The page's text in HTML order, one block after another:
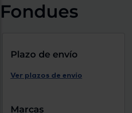
ti y con mejor plazo de entrega
Fondues
Plazo de envío
Ver plazos de envío
Marcas